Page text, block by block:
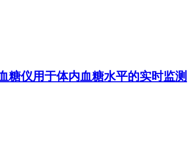
糖仪用于体内血糖水平的实时监测